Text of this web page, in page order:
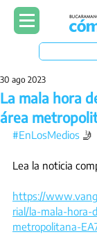
La mala hora
área
30 ago 2023
#EnLosMedios 🤳
Lea la noticia
https://
rial/la-mala-hora-
metropolitana-